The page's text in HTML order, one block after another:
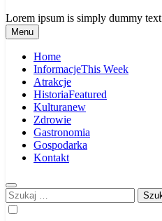
Lorem ipsum is simply dummy text
Menu
Home
InformacjeThis Week
Atrakcje
HistoriaFeatured
Kulturanew
Zdrowie
Gastronomia
Gospodarka
Kontakt
Szukaj: